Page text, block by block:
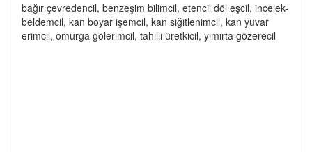
bağır çevredencil, benzeşim bilimcil, etencil döl eşcil, incelek-
beldemcil, kan boyar işemcil, kan siğitlenimcil, kan yuvar
erimcil, omurga gölerimcil, tahıllı üretkicil, yımırta gözerecil